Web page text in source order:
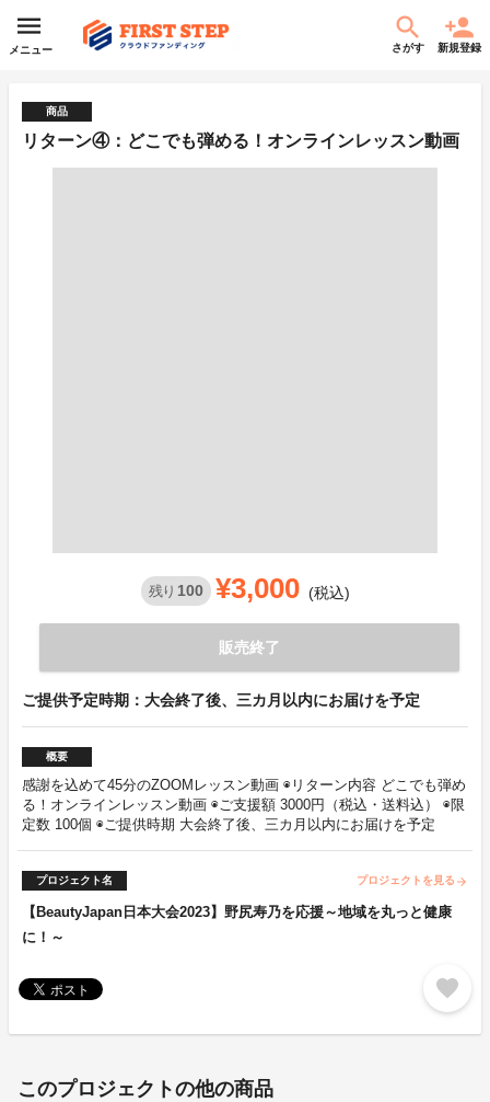
メニュー さがす 新規登録
商品
リターン④：どこでも弾める！オンラインレッスン動画
残り 100 ¥3,000 (税込)
販売終了
ご提供予定時期：大会終了後、三カ月以内にお届けを予定
概要
感謝を込めて45分のZOOMレッスン動画 ◉リターン内容 どこでも弾め
る！オンラインレッスン動画 ◉ご支援額 3000円（税込・送料込） ◉限
定数 100個 ◉ご提供時期 大会終了後、三カ月以内にお届けを予定
プロジェクト名 プロジェクトを見る arrow_forward
【BeautyJapan日本大会2023】野尻寿乃を応援～地域を丸っと健康
に！～
favorite
このプロジェクトの他の商品